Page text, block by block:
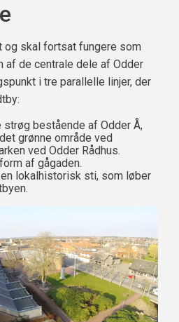
og skal fortsat fungere som
af de centrale dele af Odder
i tre parallelle linjer, der
strøg bestående af Odder Å,
grønne område ved
ved Odder Rådhus.
af gågaden.
lokalhistorisk sti, som løber